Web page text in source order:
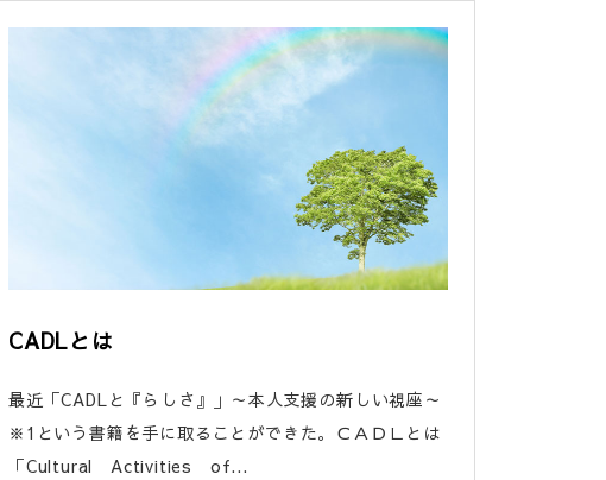
CADLとは
最近「CADLと『らしさ』」～本人支援の新しい視座～
※1という書籍を手に取ることができた。ＣＡＤＬとは
「Cultural Activities of...